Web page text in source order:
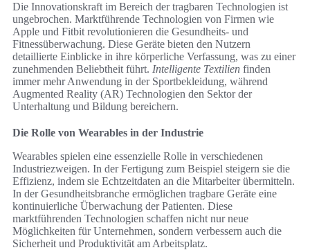
Die Innovationskraft im Bereich der tragbaren Technologien ist
ungebrochen. Marktführende Technologien von Firmen wie
Apple und Fitbit revolutionieren die Gesundheits- und
Fitnessüberwachung. Diese Geräte bieten den Nutzern
detaillierte Einblicke in ihre körperliche Verfassung, was zu einer
zunehmenden Beliebtheit führt. Intelligente Textilien finden
immer mehr Anwendung in der Sportbekleidung, während
Augmented Reality (AR) Technologien den Sektor der
Unterhaltung und Bildung bereichern.
Die Rolle von Wearables in der Industrie
Wearables spielen eine essenzielle Rolle in verschiedenen
Industriezweigen. In der Fertigung zum Beispiel steigern sie die
Effizienz, indem sie Echtzeitdaten an die Mitarbeiter übermitteln.
In der Gesundheitsbranche ermöglichen tragbare Geräte eine
kontinuierliche Überwachung der Patienten. Diese
marktführenden Technologien schaffen nicht nur neue
Möglichkeiten für Unternehmen, sondern verbessern auch die
Sicherheit und Produktivität am Arbeitsplatz.